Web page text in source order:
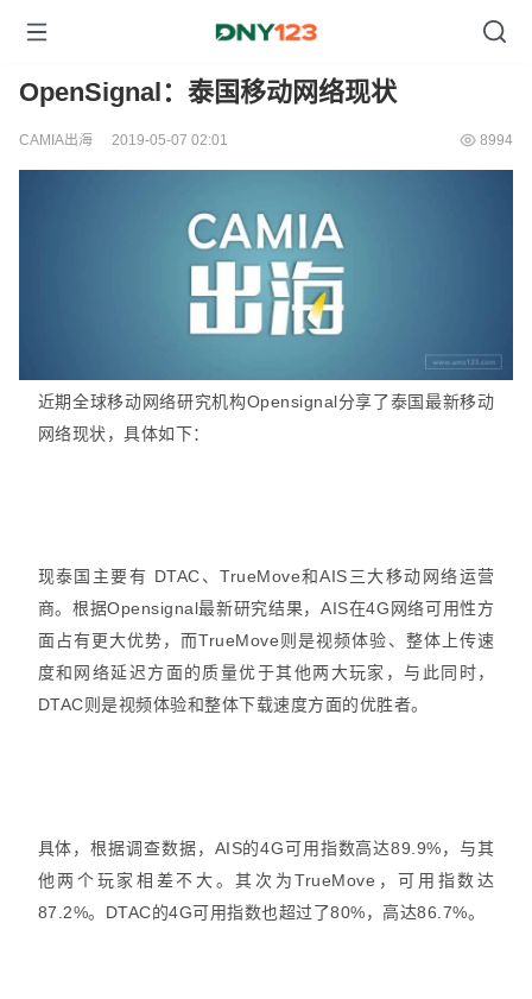
OpenSignal：泰国移动网络现状
CAMIA出海 2019-05-07 02:01 8994
近期全球移动网络研究机构Opensignal分享了泰国最新移动
网络现状，具体如下：
现泰国主要有 DTAC、TrueMove和AIS三大移动网络运营
商。根据Opensignal最新研究结果，AIS在4G网络可用性方
面占有更大优势，而TrueMove则是视频体验、整体上传速
度和网络延迟方面的质量优于其他两大玩家，与此同时，
DTAC则是视频体验和整体下载速度方面的优胜者。
具体，根据调查数据，AIS的4G可用指数高达89.9%，与其
他两个玩家相差不大。其次为TrueMove，可用指数达
87.2%。DTAC的4G可用指数也超过了80%，高达86.7%。